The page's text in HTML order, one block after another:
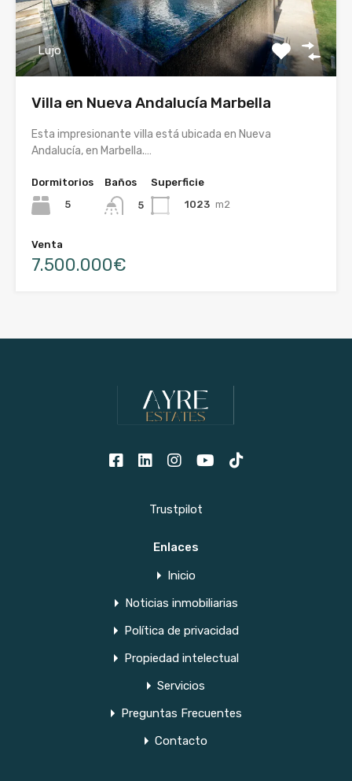
Lujo
Villa en Nueva Andalucía Marbella
Esta impresionante villa está ubicada en Nueva
Andalucía, en Marbella.…
Dormitorios
5
Baños
5
Superficie
1023 m2
Venta
7.500.000€
Trustpilot
Enlaces
Inicio
Noticias inmobiliarias
Política de privacidad
Propiedad intelectual
Servicios
Preguntas Frecuentes
Contacto